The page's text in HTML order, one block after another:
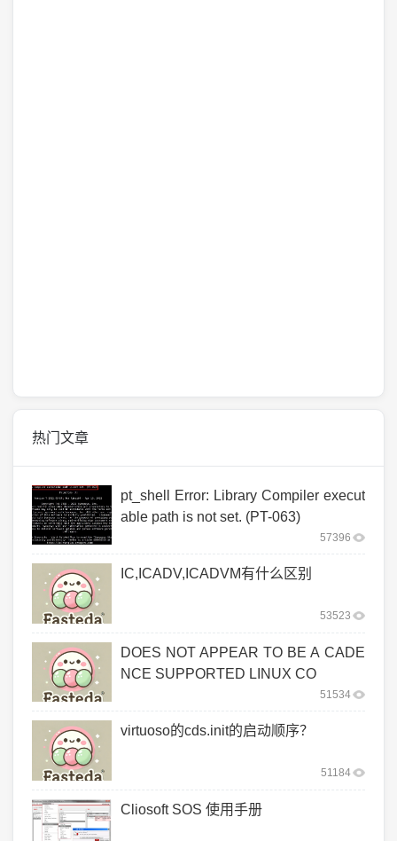
热门文章
pt_shell Error: Library Compiler execut
able path is not set. (PT-063)
57396
IC,ICADV,ICADVM有什么区别
53523
DOES NOT APPEAR TO BE A CADE
NCE SUPPORTED LINUX CO
51534
virtuoso的cds.init的启动顺序？
51184
Cliosoft SOS 使用手册